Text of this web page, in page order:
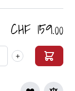
CHF 159.00